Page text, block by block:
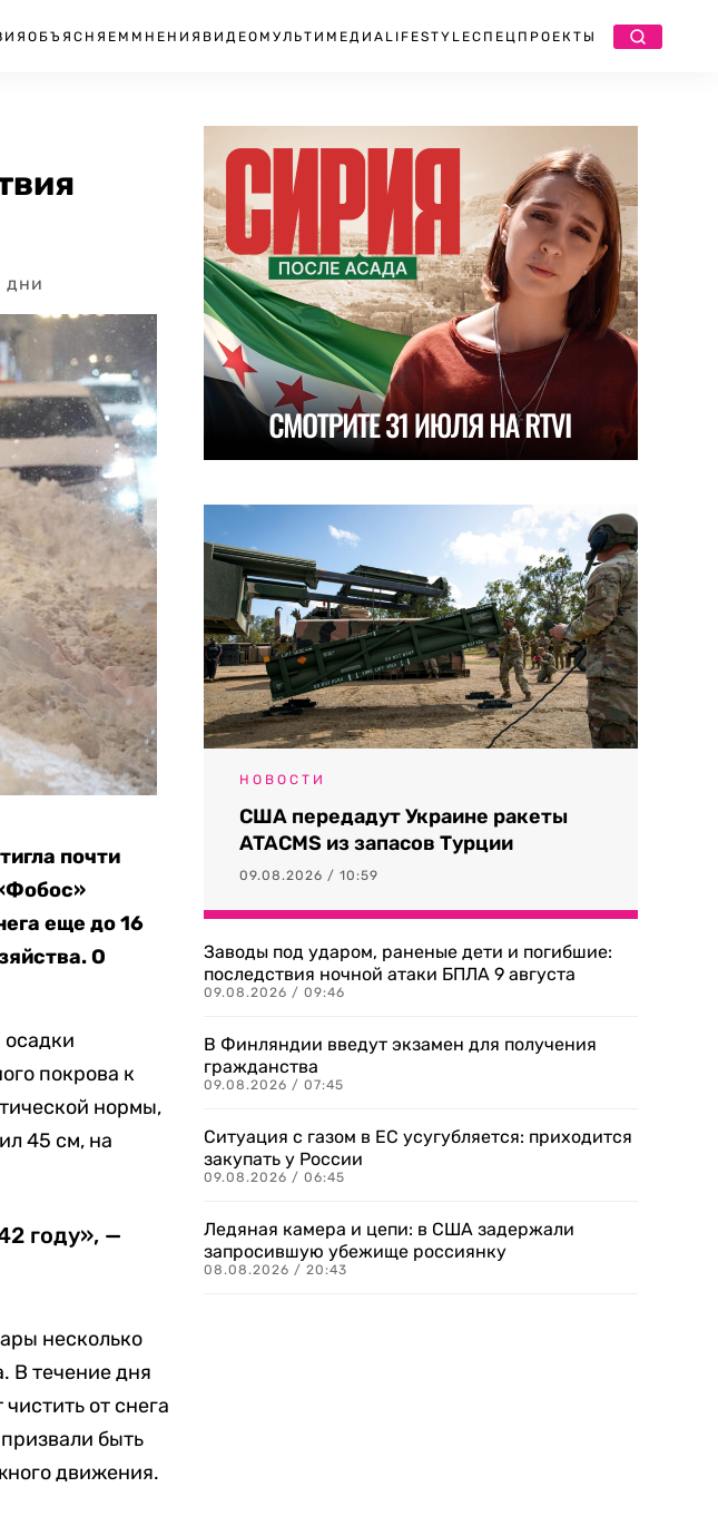
ОБЪЯСНЯЕМ МНЕНИЯ ВИДЕО МУЛЬТИМЕДИА LIFESTYLEСПЕЦПРОЕКТЫ
дни
почти
еще до 16
О
покрова к
нормы,
45 см, на
году», —
несколько
В течение дня
от снега
быть
движения.
НОВОСТИ
США передадут Украине ракеты
ATACMS из запасов Турции
09.08.2026 / 10:59
Заводы под ударом, раненые дети и погибшие:
последствия ночной атаки БПЛА 9 августа
09.08.2026 / 09:46
В Финляндии введут экзамен для получения
гражданства
09.08.2026 / 07:45
Ситуация с газом в ЕС усугубляется: приходится
закупать у России
09.08.2026 / 06:45
Ледяная камера и цепи: в США задержали
запросившую убежище россиянку
08.08.2026 / 20:43